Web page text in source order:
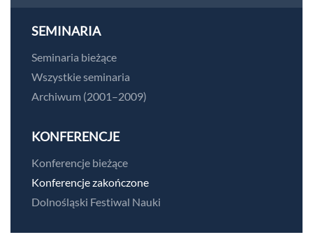
SEMINARIA
Seminaria bieżące
Wszystkie seminaria
Archiwum (2001–2009)
KONFERENCJE
Konferencje bieżące
Konferencje zakończone
Dolnośląski Festiwal Nauki